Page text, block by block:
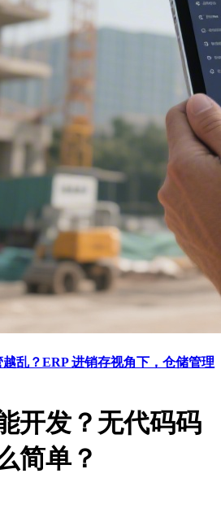
乱？ERP 进销存视角下，仓储管理
开发？无代码码
简单？